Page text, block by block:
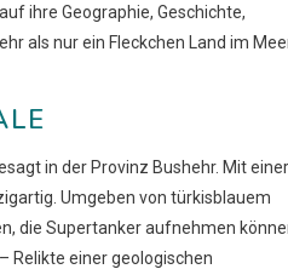
ihre Geographie, Geschichte,
als nur ein Fleckchen Land im
in der Provinz Bushehr. Mit einer
Umgeben von türkisblauem
die Supertanker aufnehmen
Relikte einer geologischen